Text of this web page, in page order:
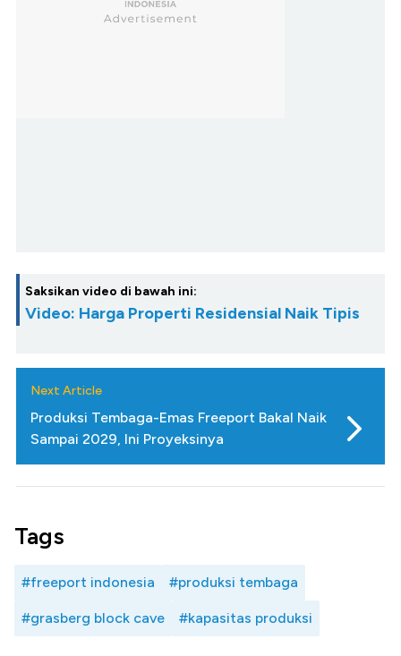
Saksikan video di bawah ini:
Video: Harga Properti Residensial Naik Tipis
Next Article
Produksi Tembaga-Emas Freeport Bakal Naik
Sampai 2029, Ini Proyeksinya
Tags
#freeport indonesia #produksi tembaga
#grasberg block cave #kapasitas produksi